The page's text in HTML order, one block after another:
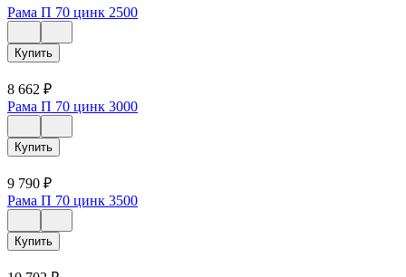
Рама П 70 цинк 2500
Купить
8 662 ₽
Рама П 70 цинк 3000
Купить
9 790 ₽
Рама П 70 цинк 3500
Купить